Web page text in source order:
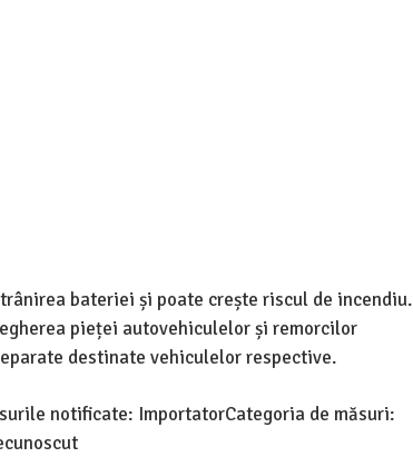
bateriei și poate crește riscul de incendiu.
pieței autovehiculelor și remorcilor
destinate vehiculelor respective.
notificate: ImportatorCategoria de măsuri: